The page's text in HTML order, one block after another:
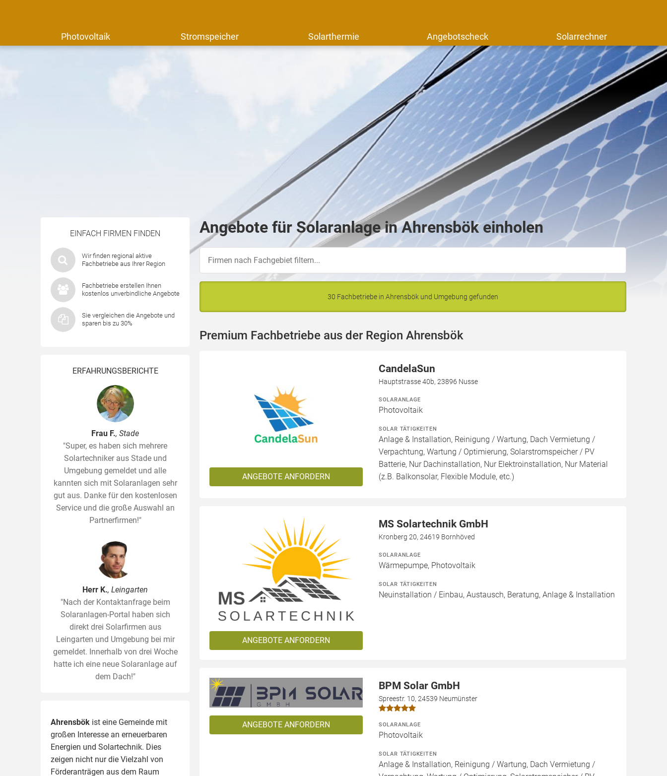
Photovoltaik Stromspeicher Solarthermie Angebotscheck Solarrechner
EINFACH FIRMEN FINDEN
Wir finden regional aktive
Fachbetriebe aus Ihrer Region
Fachbetriebe erstellen Ihnen
kostenlos unverbindliche Angebote
Sie vergleichen die Angebote und
sparen bis zu 30%
ERFAHRUNGSBERICHTE
Frau F., Stade
"Super, es haben sich mehrere
Solartechniker aus Stade und
Umgebung gemeldet und alle
kannten sich mit Solaranlagen sehr
gut aus. Danke für den kostenlosen
Service und die große Auswahl an
Partnerfirmen!"
Herr K., Leingarten
"Nach der Kontaktanfrage beim
Solaranlagen-Portal haben sich
direkt drei Solarfirmen aus
Leingarten und Umgebung bei mir
gemeldet. Innerhalb von drei Woche
hatte ich eine neue Solaranlage auf
dem Dach!"
Ahrensbök ist eine Gemeinde mit
großen Interesse an erneuerbaren
Energien und Solartechnik. Dies
zeigen nicht nur die Vielzahl von
Förderanträgen aus dem Raum
Angebote für Solaranlage in Ahrensbök einholen
30 Fachbetriebe in Ahrensbök und Umgebung gefunden
Premium Fachbetriebe aus der Region Ahrensbök
ANGEBOTE ANFORDERN
CandelaSun
Hauptstrasse 40b, 23896 Nusse
SOLARANLAGE
Photovoltaik
SOLAR TÄTIGKEITEN
Anlage & Installation, Reinigung / Wartung, Dach Vermietung /
Verpachtung, Wartung / Optimierung, Solarstromspeicher / PV
Batterie, Nur Dachinstallation, Nur Elektroinstallation, Nur Material
(z.B. Balkonsolar, Flexible Module, etc.)
ANGEBOTE ANFORDERN
MS Solartechnik GmbH
Kronberg 20, 24619 Bornhöved
SOLARANLAGE
Wärmepumpe, Photovoltaik
SOLAR TÄTIGKEITEN
Neuinstallation / Einbau, Austausch, Beratung, Anlage & Installation
ANGEBOTE ANFORDERN
BPM Solar GmbH
Spreestr. 10, 24539 Neumünster
SOLARANLAGE
Photovoltaik
SOLAR TÄTIGKEITEN
Anlage & Installation, Reinigung / Wartung, Dach Vermietung /